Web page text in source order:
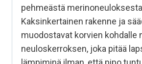
pehmeästä
Kaksinkertainen rakenne ja
muodostavat korvien kohdalle
neuloskerroksen, joka pitää